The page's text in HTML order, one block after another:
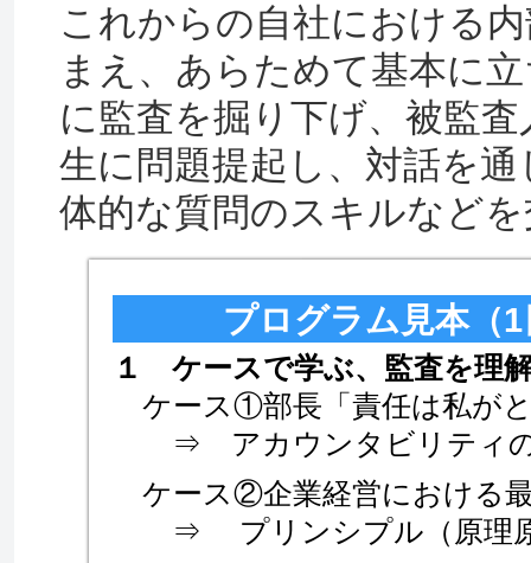
これからの自社における
まえ、あらためて基本に
に監査を掘り下げ、被監
生に問題提起し、対話を
体的な質問のスキルなど
プログラム見本（
１ ケースで学ぶ、監査を理
ケース①部長「責任は私が
⇒ アカウンタビリティの
ケース②企業経営における
⇒ プリンシプル（原理原